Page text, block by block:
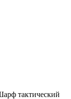
тактический